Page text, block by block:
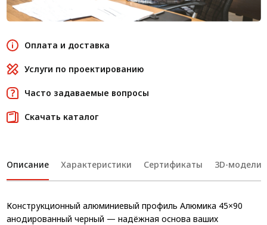
Оплата и доставка
Услуги по проектированию
Часто задаваемые вопросы
Скачать каталог
Описание Характеристики Сертификаты 3D-модели
Конструкционный алюминиевый профиль Алюмика 45×90
анодированный черный — надёжная основа ваших